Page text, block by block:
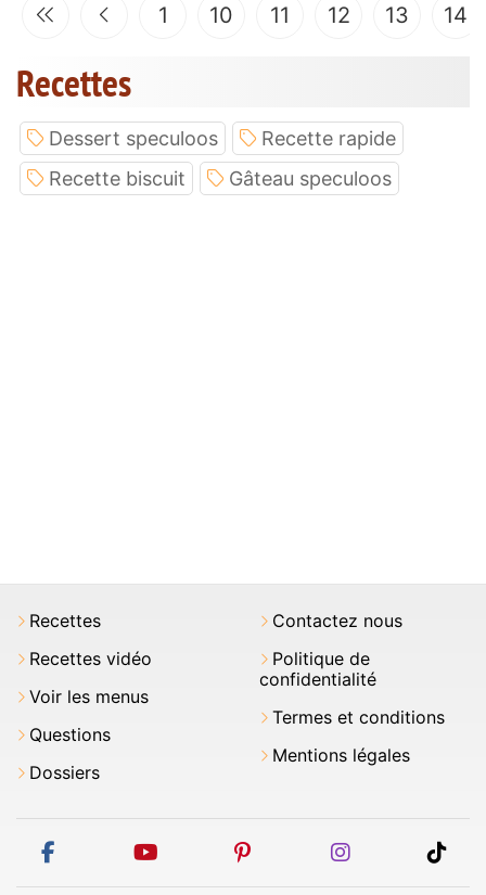
1 10 11 12 13 14
Recettes
Dessert speculoos
Recette rapide
Recette biscuit
Gâteau speculoos
Recettes
Recettes vidéo
Voir les menus
Questions
Dossiers
Contactez nous
Politique de
confidentialité
Termes et conditions
Mentions légales
facebook youtube pinterest instagram